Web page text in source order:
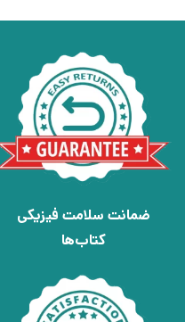
ضمانت سلامت فیزیکی
کتاب‌ها